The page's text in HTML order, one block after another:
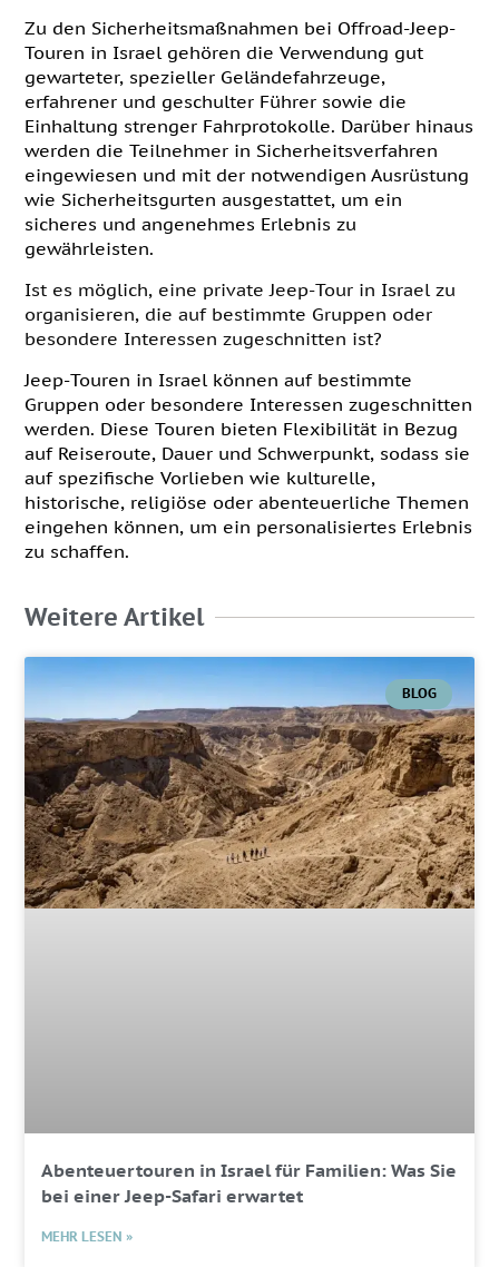
Zu den Sicherheitsmaßnahmen bei Offroad-Jeep-
Touren in Israel gehören die Verwendung gut
gewarteter, spezieller Geländefahrzeuge,
erfahrener und geschulter Führer sowie die
Einhaltung strenger Fahrprotokolle. Darüber hinaus
werden die Teilnehmer in Sicherheitsverfahren
eingewiesen und mit der notwendigen Ausrüstung
wie Sicherheitsgurten ausgestattet, um ein
sicheres und angenehmes Erlebnis zu
gewährleisten.
Ist es möglich, eine private Jeep-Tour in Israel zu
organisieren, die auf bestimmte Gruppen oder
besondere Interessen zugeschnitten ist?
Jeep-Touren in Israel können auf bestimmte
Gruppen oder besondere Interessen zugeschnitten
werden. Diese Touren bieten Flexibilität in Bezug
auf Reiseroute, Dauer und Schwerpunkt, sodass sie
auf spezifische Vorlieben wie kulturelle,
historische, religiöse oder abenteuerliche Themen
eingehen können, um ein personalisiertes Erlebnis
zu schaffen.
Weitere Artikel
BLOG
Abenteuertouren in Israel für Familien: Was Sie
bei einer Jeep-Safari erwartet
MEHR LESEN »